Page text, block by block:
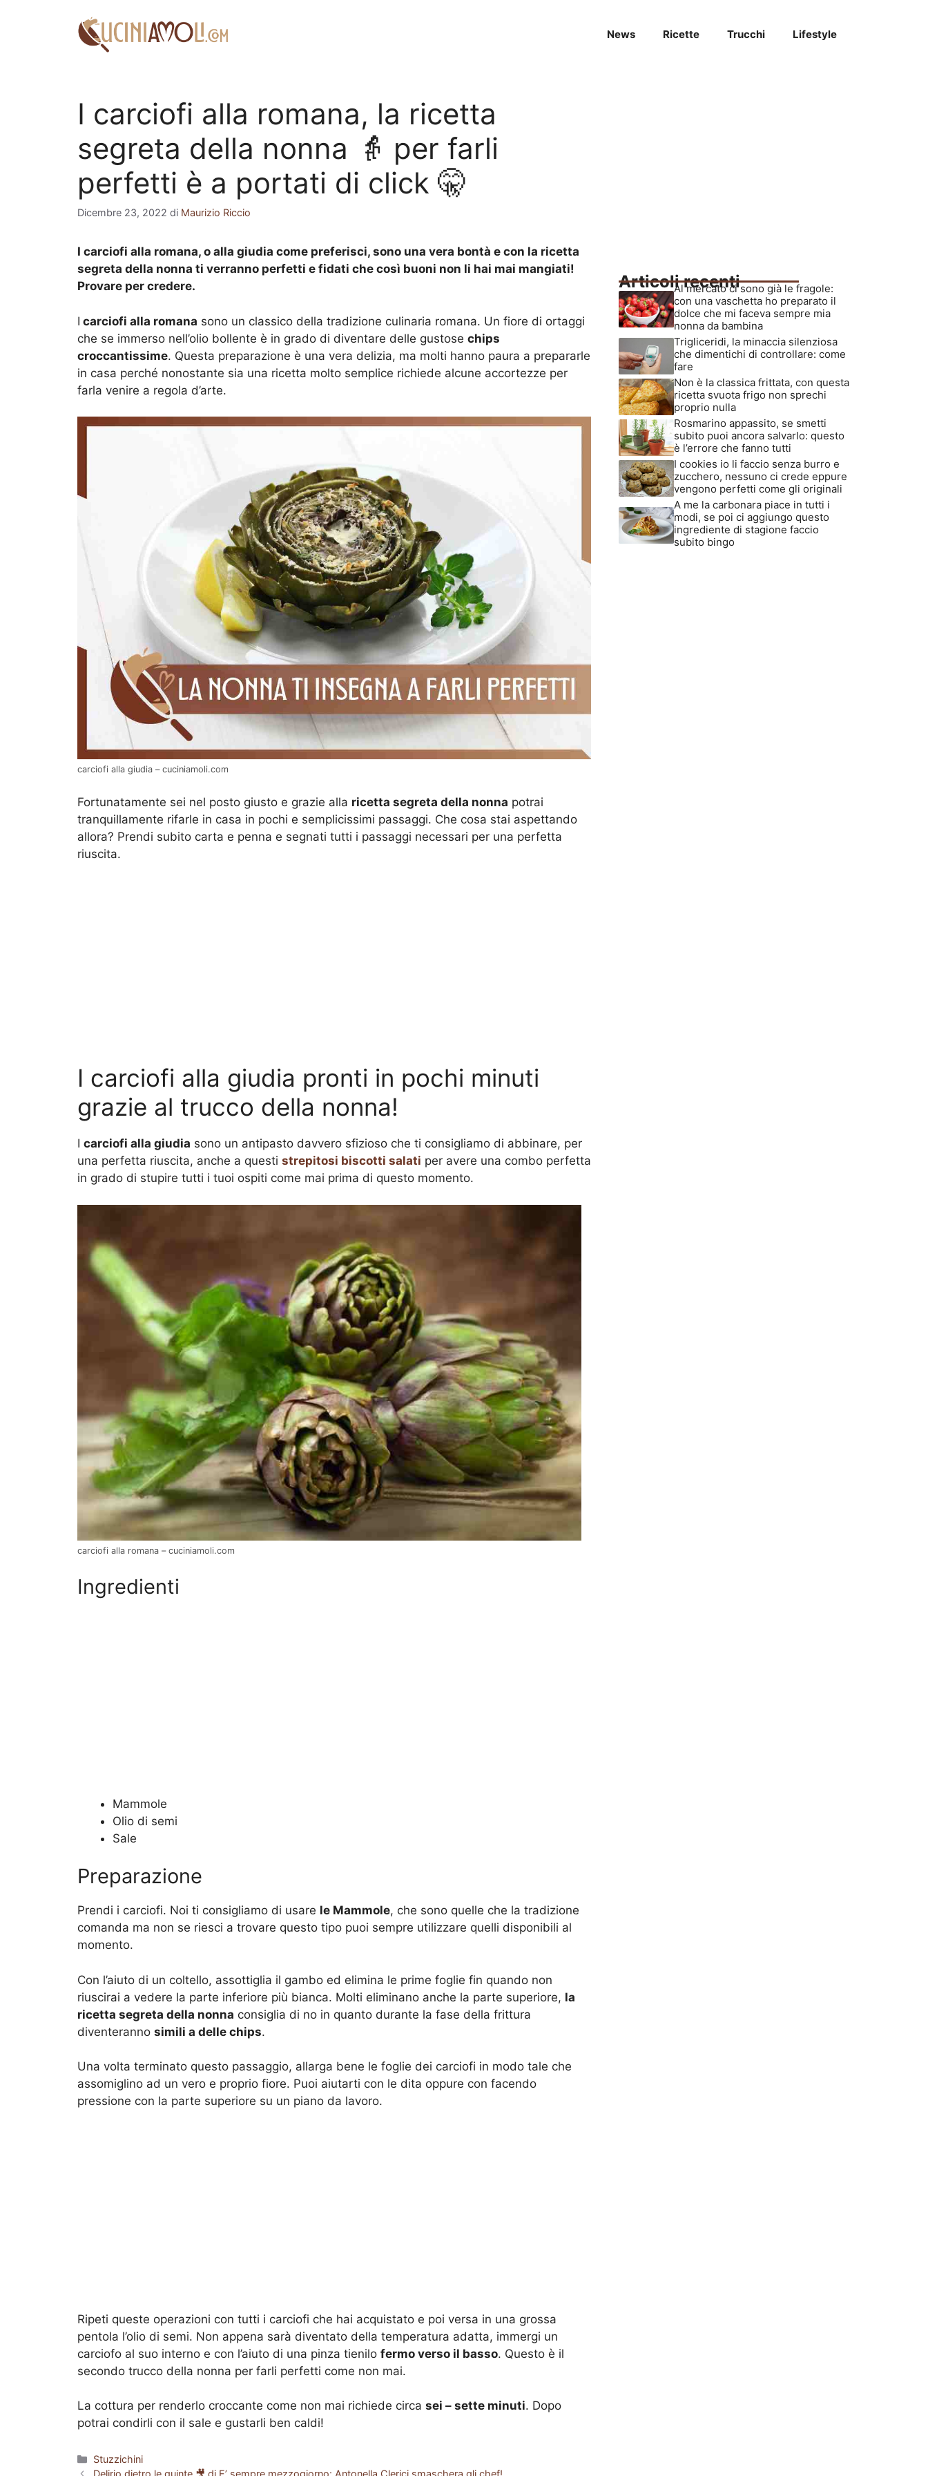
News Ricette Trucchi Lifestyle
I carciofi alla romana, la ricetta
segreta della nonna 👵 per farli
perfetti è a portati di click 🤫
Dicembre 23, 2022 di Maurizio Riccio
I carciofi alla romana, o alla giudia come preferisci, sono una vera bontà e con la ricetta
segreta della nonna ti verranno perfetti e fidati che così buoni non li hai mai mangiati!
Provare per credere.
I carciofi alla romana sono un classico della tradizione culinaria romana. Un fiore di ortaggi
che se immerso nell’olio bollente è in grado di diventare delle gustose chips
croccantissime. Questa preparazione è una vera delizia, ma molti hanno paura a prepararle
in casa perché nonostante sia una ricetta molto semplice richiede alcune accortezze per
farla venire a regola d’arte.
carciofi alla giudia – cuciniamoli.com
Fortunatamente sei nel posto giusto e grazie alla ricetta segreta della nonna potrai
tranquillamente rifarle in casa in pochi e semplicissimi passaggi. Che cosa stai aspettando
allora? Prendi subito carta e penna e segnati tutti i passaggi necessari per una perfetta
riuscita.
I carciofi alla giudia pronti in pochi minuti
grazie al trucco della nonna!
I carciofi alla giudia sono un antipasto davvero sfizioso che ti consigliamo di abbinare, per
una perfetta riuscita, anche a questi strepitosi biscotti salati per avere una combo perfetta
in grado di stupire tutti i tuoi ospiti come mai prima di questo momento.
carciofi alla romana – cuciniamoli.com
Ingredienti
Mammole
Olio di semi
Sale
Preparazione
Prendi i carciofi. Noi ti consigliamo di usare le Mammole, che sono quelle che la tradizione
comanda ma non se riesci a trovare questo tipo puoi sempre utilizzare quelli disponibili al
momento.
Con l’aiuto di un coltello, assottiglia il gambo ed elimina le prime foglie fin quando non
riuscirai a vedere la parte inferiore più bianca. Molti eliminano anche la parte superiore, la
ricetta segreta della nonna consiglia di no in quanto durante la fase della frittura
diventeranno simili a delle chips.
Una volta terminato questo passaggio, allarga bene le foglie dei carciofi in modo tale che
assomiglino ad un vero e proprio fiore. Puoi aiutarti con le dita oppure con facendo
pressione con la parte superiore su un piano da lavoro.
Ripeti queste operazioni con tutti i carciofi che hai acquistato e poi versa in una grossa
pentola l’olio di semi. Non appena sarà diventato della temperatura adatta, immergi un
carciofo al suo interno e con l’aiuto di una pinza tienilo fermo verso il basso. Questo è il
secondo trucco della nonna per farli perfetti come non mai.
La cottura per renderlo croccante come non mai richiede circa sei – sette minuti. Dopo
potrai condirli con il sale e gustarli ben caldi!
Categorie
Stuzzichini
Delirio dietro le quinte 🎥 di E’ sempre mezzogiorno: Antonella Clerici smaschera gli chef!
Articoli recenti
Al mercato ci sono già le fragole:
con una vaschetta ho preparato il
dolce che mi faceva sempre mia
nonna da bambina
Trigliceridi, la minaccia silenziosa
che dimentichi di controllare: come
fare
Non è la classica frittata, con questa
ricetta svuota frigo non sprechi
proprio nulla
Rosmarino appassito, se smetti
subito puoi ancora salvarlo: questo
è l’errore che fanno tutti
I cookies io li faccio senza burro e
zucchero, nessuno ci crede eppure
vengono perfetti come gli originali
A me la carbonara piace in tutti i
modi, se poi ci aggiungo questo
ingrediente di stagione faccio
subito bingo